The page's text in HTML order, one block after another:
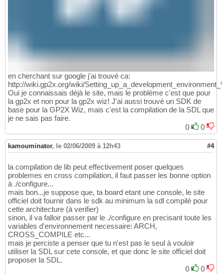
en cherchant sur google j'ai trouvé ca:
http://wiki.gp2x.org/wiki/
Oui je connaissais déjà le site, mais le problème c'est que pour
la gp2x et non pour la gp2x wiz! J'ai aussi trouvé un SDK de
base pour la GP2X Wiz, mais c'est la compilation de la SDL que
je ne sais pas faire.
0
0
kamouminator, le 02/06/2009 à 12h43 #4
la compilation de lib peut effectivement poser quelques
problemes en cross compilation, il faut passer les bonne option
à ./configure...
mais bon...je suppose que, ta board etant une console, le site
officiel doit fournir dans le sdk au minimum la sdl compilé pour
cette architecture (à verifier)
sinon, il va falloir passer par le ./configure en precisant toute les
variables d'environnement necessaire: ARCH,
CROSS_COMPILE etc...
mais je perciste a penser que tu n'est pas le seul à vouloir
utiliser la SDL sur cete console, et que donc le site officiel doit
proposer la SDL.
0
0